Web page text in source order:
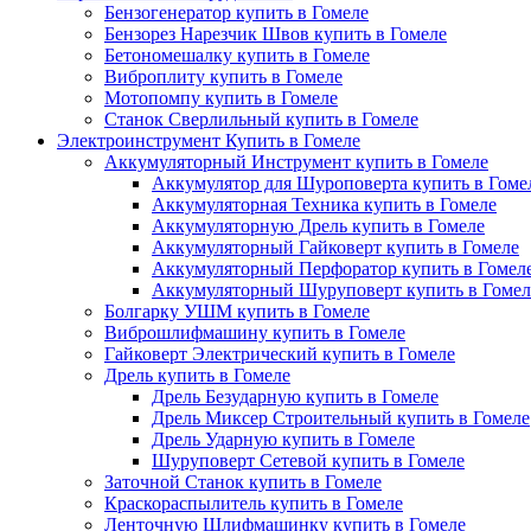
Бензогенератор купить в Гомеле
Бензорез Нарезчик Швов купить в Гомеле
Бетономешалку купить в Гомеле
Виброплиту купить в Гомеле
Мотопомпу купить в Гомеле
Станок Сверлильный купить в Гомеле
Электроинструмент Купить в Гомеле
Аккумуляторный Инструмент купить в Гомеле
Аккумулятор для Шуроповерта купить в
Аккумуляторная Техника купить в Гомеле
Аккумуляторную Дрель купить в Гомеле
Аккумуляторный Гайковерт купить в Гомеле
Аккумуляторный Перфоратор купить в
Аккумуляторный Шуруповерт купить в
Болгарку УШМ купить в Гомеле
Виброшлифмашину купить в Гомеле
Гайковерт Электрический купить в Гомеле
Дрель купить в Гомеле
Дрель Безударную купить в Гомеле
Дрель Миксер Строительный купить в Гомеле
Дрель Ударную купить в Гомеле
Шуруповерт Сетевой купить в Гомеле
Заточной Станок купить в Гомеле
Краскораспылитель купить в Гомеле
Ленточную Шлифмашинку купить в Гомеле